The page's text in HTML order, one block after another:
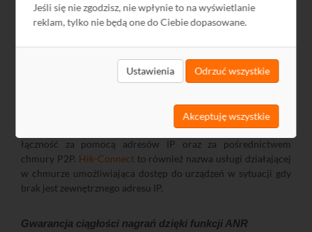
Jeśli się nie zgodzisz, nie wpłynie to na wyświetlanie
reklam, tylko nie będą one do Ciebie dopasowane.
Ustawienia Odrzuć wszystkie
Akceptuję wszystkie
przeznaczona jest aplikacja mobilna Hik-Connect. Może być
stosowana do zdalnego podglądu obrazu na żywo z
także do podglądu zapisanych nagrań. Obsługa
wideodomofonów za pomocą aplikacji dodatkowo pozwala na
oraz przekazywanie rozmów z panelu wejściowego na telefon
w przypadku nieobecności lokatora. Aplikacja pozwala na
łączność za pomocą adresów IP oraz za pośrednictwem
chmury P2P. Hik-Connectto również nazwa usługi działającej
w chmurze umożliwiająca dostęp do urządzeń w sytuacji gdy
brak jest zewnętrznego adresu IP.
Gwarancja ciągłości nagrań dzięki funkcji ANR